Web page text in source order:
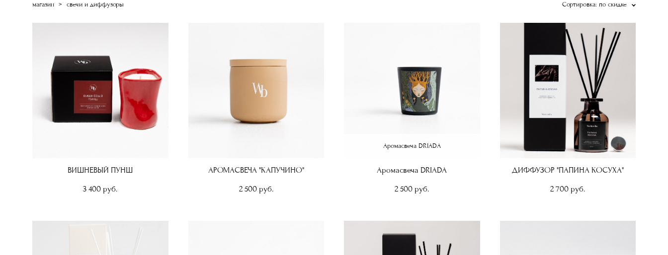
магазин > свечи и диффузоры Сортировка: по скидке
ВИШНЕВЫЙ ПУНШ
3 400 pуб.
АРОМАСВЕЧА "КАПУЧИНО"
2 500 pуб.
Аромасвеча DRIADA
Аромасвеча DRIADA
2 500 pуб.
ДИФФУЗОР "ПАПИНА КОСУХА"
2 700 pуб.